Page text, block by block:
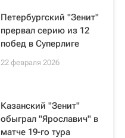
Петербургский "Зенит"
прервал серию из 12
побед в Суперлиге
22 февраля 2026
Казанский "Зенит"
обыграл "Ярославич" в
матче 19-го тура